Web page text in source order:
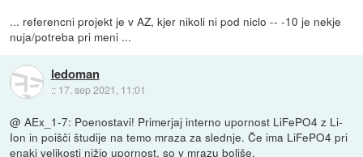
... referencni projekt je v AZ, kjer nikoli ni pod niclo -- -10 je nekje
nuja/potreba pri meni ...
ledoman
:: 17. sep 2021, 11:01
@ AEx_1-7: Poenostavi! Primerjaj interno upornost LiFePO4 z Li-
Ion in poišči študije na temo mraza za slednje. Če ima LiFePO4 pri
enaki velikosti nižjo upornost, so v mrazu boljše.